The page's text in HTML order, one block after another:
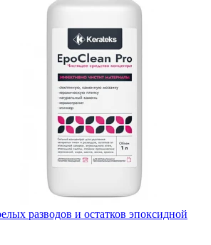
разводов и остатков эпоксидной